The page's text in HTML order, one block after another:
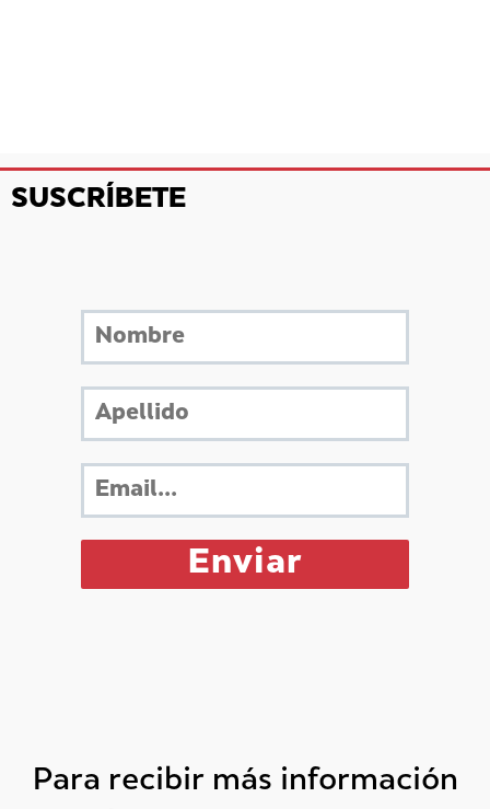
SUSCRÍBETE
Para recibir más información